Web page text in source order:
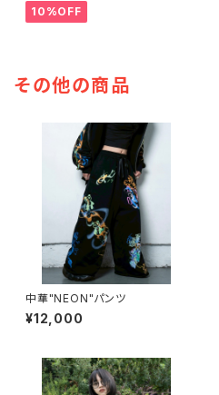
10%OFF
その他の商品
中華"NEON"パンツ
¥12,000